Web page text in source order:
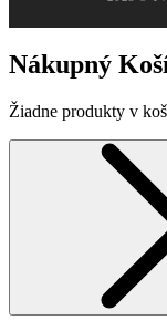
Nákupný
Žiadne produkty v